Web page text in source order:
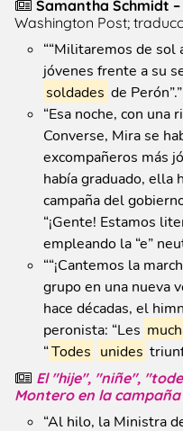
Samantha Schmidt –
Washington Post;
““Militaremos de sol
jóvenes frente a su
soldades de Perón”.”
“Esa noche, con una
Converse, Mira se
excompañeros más
había graduado, ella
campaña del
“¡Gente! Estamos
empleando la “e”
““¡Cantemos la
grupo en una nueva
hace décadas, el
peronista: “Les
“Todes unides
El "hije", "niñe",
Montero en la
“Al hilo, la Ministra